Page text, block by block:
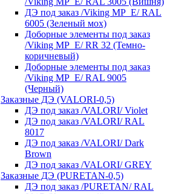
ДЭ под заказ /Viking MP_E/ RAL
6005 (Зеленый мох)
Доборные элементы под заказ
/Viking MP_E/ RR 32 (Темно-
коричневый)
Доборные элементы под заказ
/Viking MP_E/ RAL 9005
(Черный)
Заказные ДЭ (VALORI-0,5)
ДЭ под заказ /VALORI/ Violet
ДЭ под заказ /VALORI/ RAL
8017
ДЭ под заказ /VALORI/ Dark
Brown
ДЭ под заказ /VALORI/ GREY
Заказные ДЭ (PURETAN-0,5)
ДЭ под заказ /PURETAN/ RAL